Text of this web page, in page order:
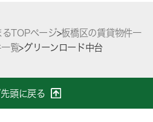
TOPページ>板橋区の賃貸物件一
覧>グリーンロード中台
頭に戻る